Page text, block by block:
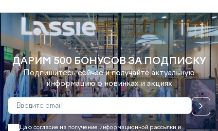
ДАРИМ 500 БОНУСОВ ЗА ПОДПИСКУ
Подпишитесь сейчас и получайте актуальную
информацию о новинках и акциях
Даю согласие на получение информационной рассылки и